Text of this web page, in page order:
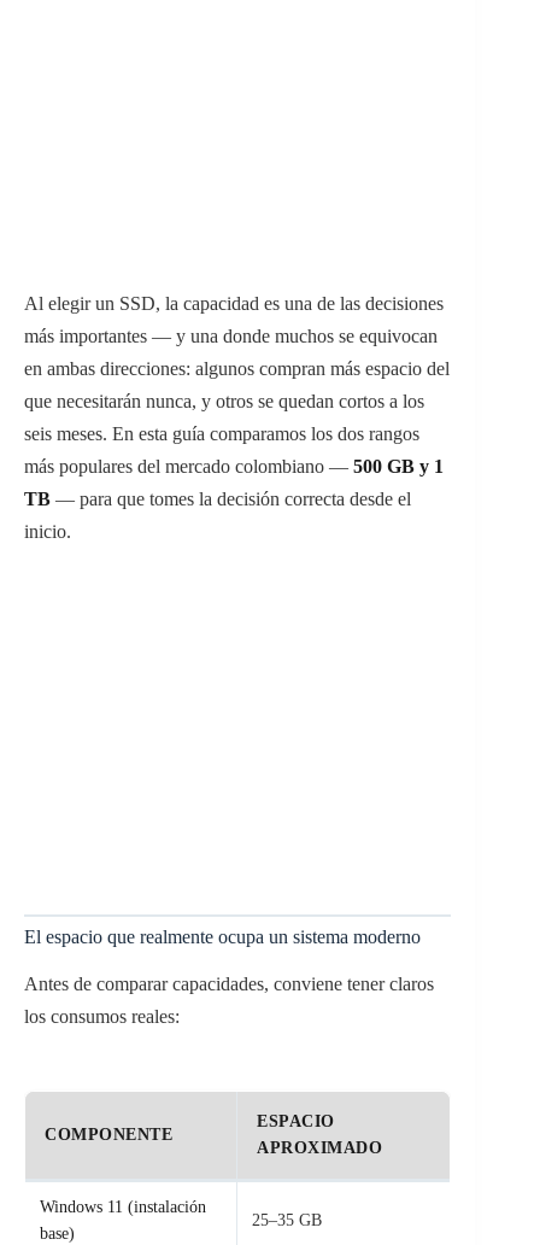
Al elegir un SSD, la capacidad es una de las decisiones
más importantes — y una donde muchos se equivocan
en ambas direcciones: algunos compran más espacio del
que necesitarán nunca, y otros se quedan cortos a los
seis meses. En esta guía comparamos los dos rangos
más populares del mercado colombiano — 500 GB y 1
TB — para que tomes la decisión correcta desde el
inicio.
El espacio que realmente ocupa un sistema moderno
Antes de comparar capacidades, conviene tener claros
los consumos reales:
COMPONENTE
ESPACIO
APROXIMADO
Windows 11 (instalación
base)
25–35 GB